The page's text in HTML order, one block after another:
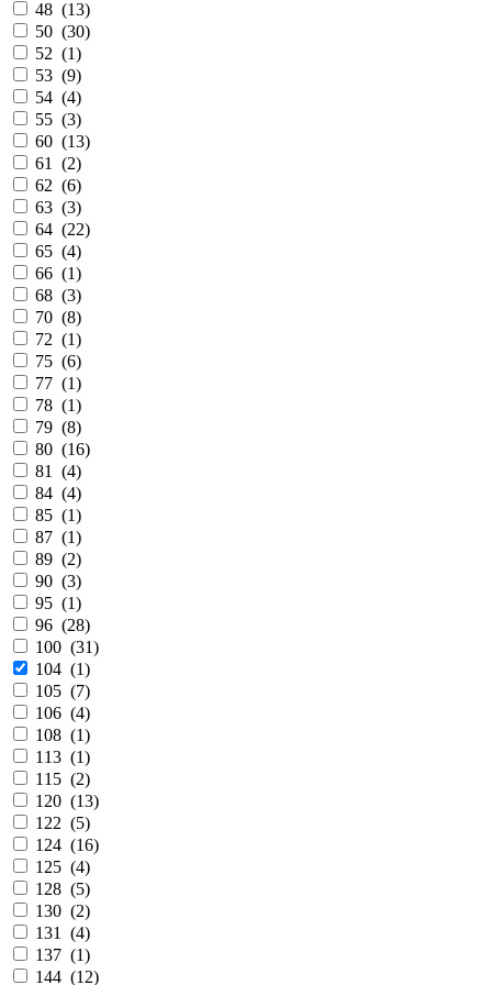
48 (13)
50 (30)
52 (1)
53 (9)
54 (4)
55 (3)
60 (13)
61 (2)
62 (6)
63 (3)
64 (22)
65 (4)
66 (1)
68 (3)
70 (8)
72 (1)
75 (6)
77 (1)
78 (1)
79 (8)
80 (16)
81 (4)
84 (4)
85 (1)
87 (1)
89 (2)
90 (3)
95 (1)
96 (28)
100 (31)
104 (1)
105 (7)
106 (4)
108 (1)
113 (1)
115 (2)
120 (13)
122 (5)
124 (16)
125 (4)
128 (5)
130 (2)
131 (4)
137 (1)
144 (12)